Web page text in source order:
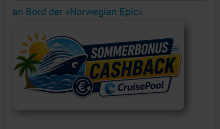
an Bord der »Norwegian Epic«